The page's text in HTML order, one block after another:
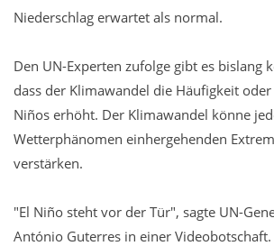
Niederschlag erwartet als normal.
Den UN-Experten zufolge gibt es bislang
dass der Klimawandel die Häufigkeit
Niños erhöht. Der Klimawandel könne
Wetterphänomen einhergehenden
verstärken.
"El Niño steht vor der Tür", sagte UN-
António Guterres in einer